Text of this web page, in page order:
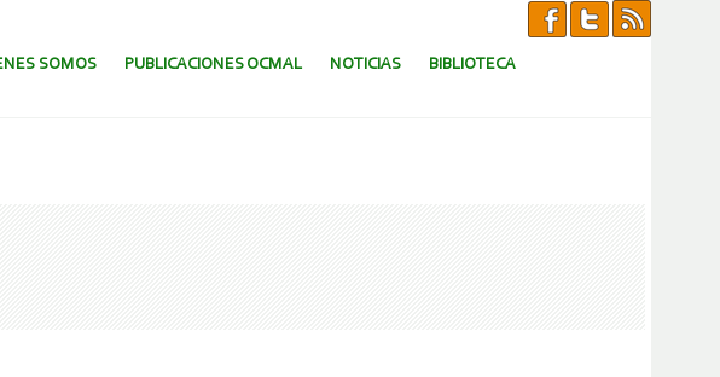
SOMOS PUBLICACIONES OCMAL NOTICIAS BIBLIOTECA